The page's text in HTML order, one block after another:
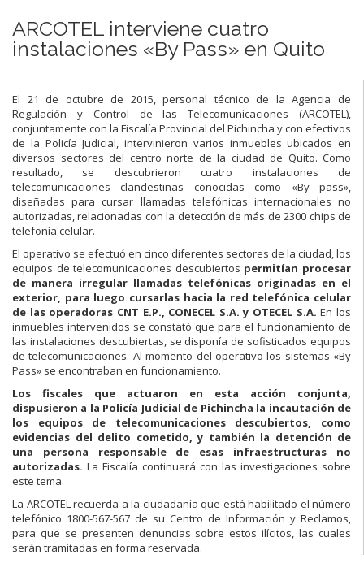
ARCOTEL interviene cuatro
instalaciones «By Pass» en Quito
El 21 de octubre de 2015, personal técnico de la Agencia de
Regulación y Control de las Telecomunicaciones (ARCOTEL),
conjuntamente con la Fiscalía Provincial del Pichincha y con efectivos
de la Policía Judicial, intervinieron varios inmuebles ubicados en
diversos sectores del centro norte de la ciudad de Quito. Como
resultado, se descubrieron cuatro instalaciones de
telecomunicaciones clandestinas conocidas como «By pass»,
diseñadas para cursar llamadas telefónicas internacionales no
autorizadas, relacionadas con la detección de más de 2300 chips de
telefonía celular.
El operativo se efectuó en cinco diferentes sectores de la ciudad, los
equipos de telecomunicaciones descubiertos permitían procesar
de manera irregular llamadas telefónicas originadas en el
exterior, para luego cursarlas hacia la red telefónica celular
de las operadoras CNT E.P., CONECEL S.A. y OTECEL S.A. En los
inmuebles intervenidos se constató que para el funcionamiento de
las instalaciones descubiertas, se disponía de sofisticados equipos
de telecomunicaciones. Al momento del operativo los sistemas «By
Pass» se encontraban en funcionamiento.
Los fiscales que actuaron en esta acción conjunta,
dispusieron a la Policía Judicial de Pichincha la incautación de
los equipos de telecomunicaciones descubiertos, como
evidencias del delito cometido, y también la detención de
una persona responsable de esas infraestructuras no
autorizadas. La Fiscalía continuará con las investigaciones sobre
este tema.
La ARCOTEL recuerda a la ciudadanía que está habilitado el número
telefónico 1800-567-567 de su Centro de Información y Reclamos,
para que se presenten denuncias sobre estos ilícitos, las cuales
serán tramitadas en forma reservada.